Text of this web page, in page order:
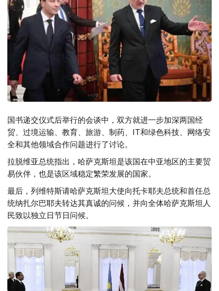
国书递交仪式后举行的会谈中，双方就进一步加深两国经
贸、过境运输、教育、旅游、制药、IT和绿色科技、网络安
全和其他领域合作问题进行了讨论。
拉脱维亚总统指出，哈萨克斯坦是该国在中亚地区的主要贸
易伙伴，也是该区域稳定繁荣发展的国家。
最后，列维特斯请哈萨克斯坦大使向托卡耶夫总统和首任总
统纳扎尔巴耶夫转达其真诚的问候，并向全体哈萨克斯坦人
民致以独立日节日问候。